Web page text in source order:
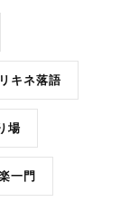
キネ落語
場
一門